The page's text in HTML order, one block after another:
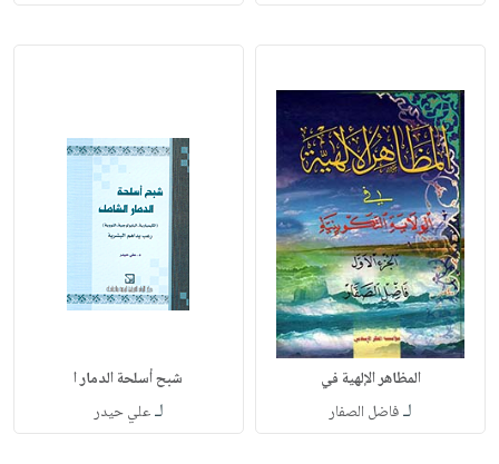
المظاهر الإلهية في
لـفاضل الصفار
شبح أسلحة الدمار ا
لـعلي حيدر